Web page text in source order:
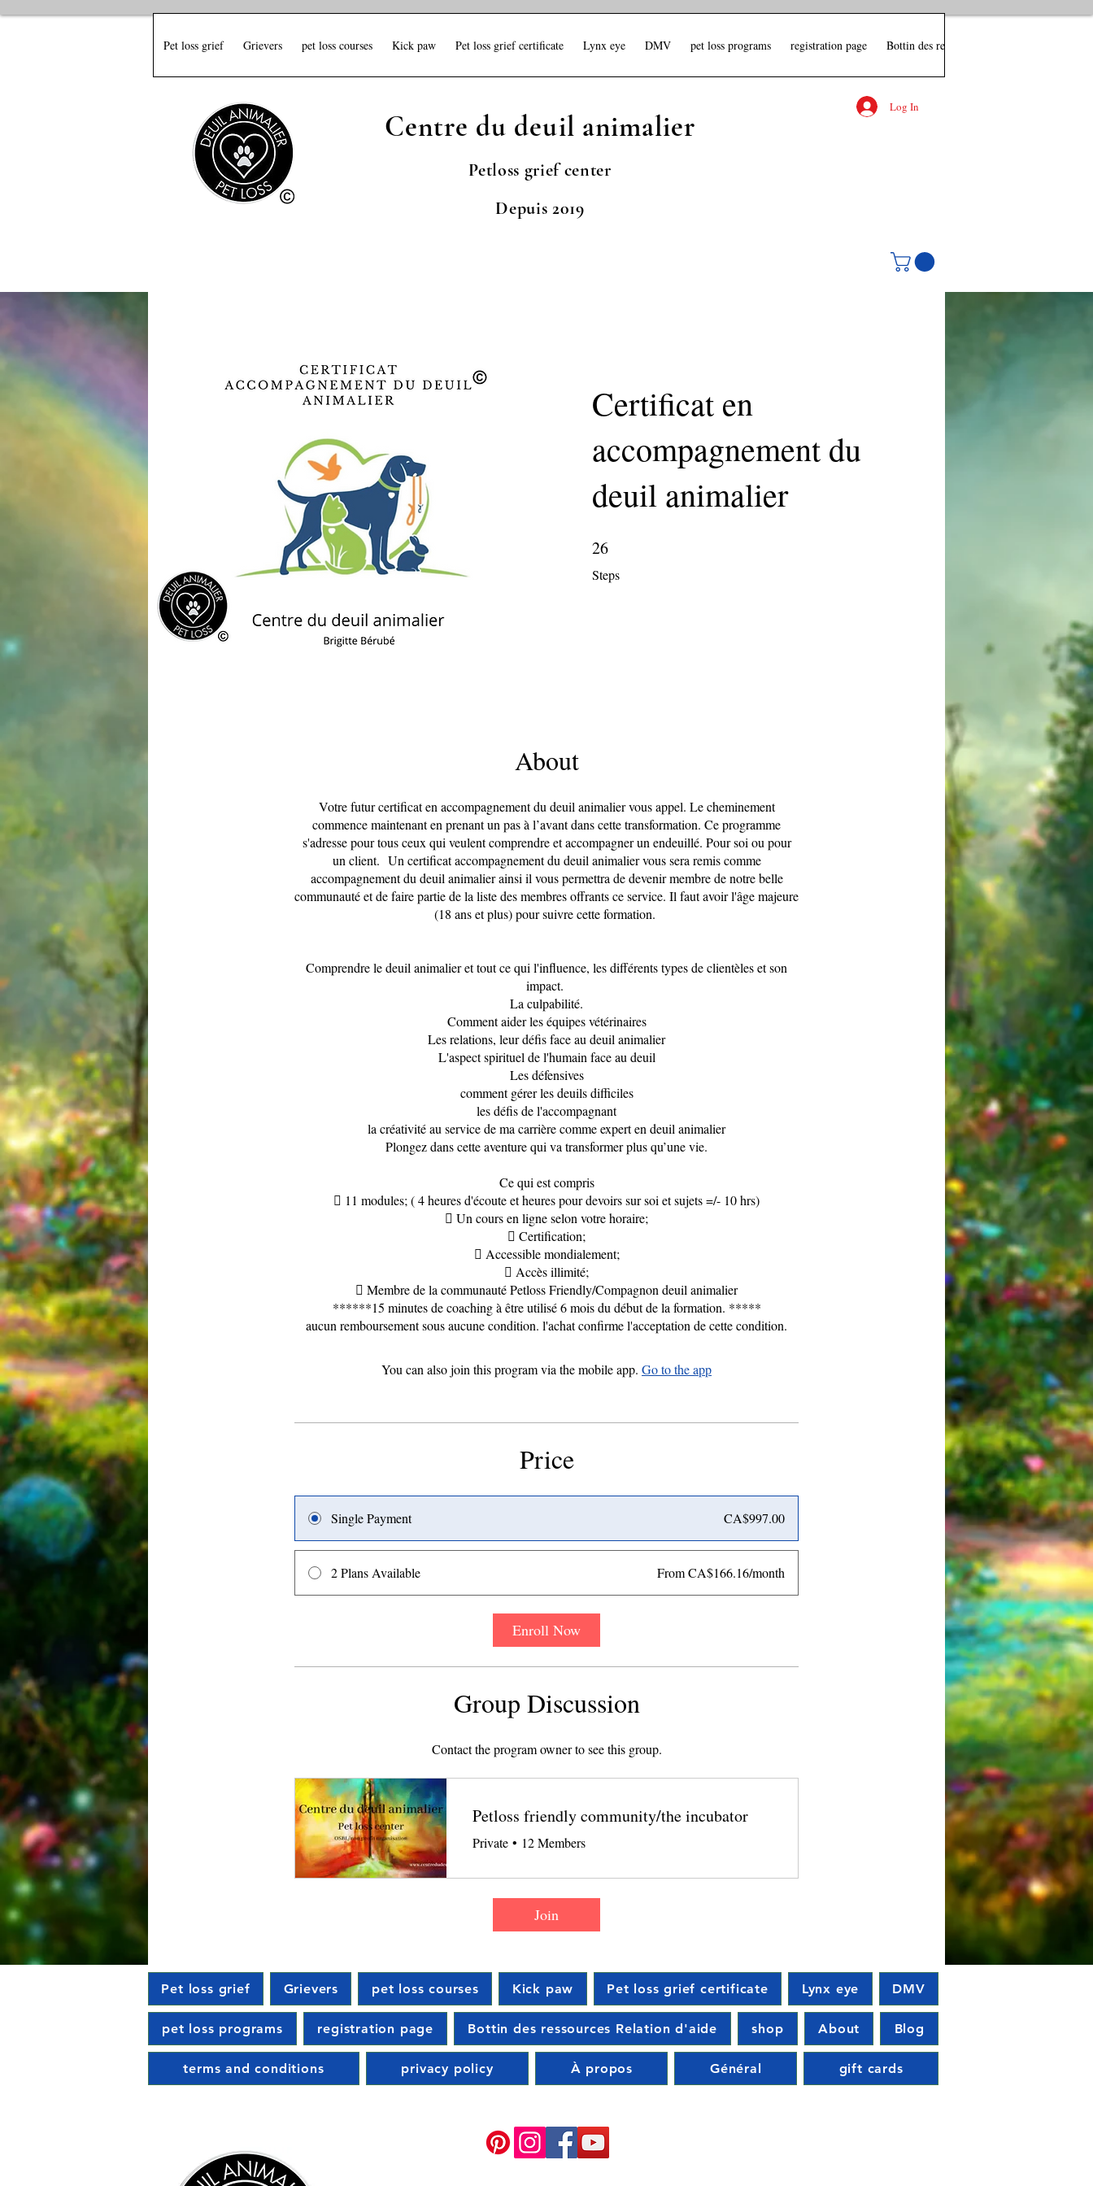
Pet loss grief Grievers pet loss courses Kick paw Pet loss grief certificate Lynx eye DMV pet loss programs registration page Bottin des ressources Relation d'aide
Centre du deuil animalier
Petloss grief center
Depuis 2019
Log In
Certificat en
accompagnement du
deuil animalier
26
Steps
26 Steps
About
Votre futur certificat en accompagnement du deuil animalier vous appel. Le cheminement
commence maintenant en prenant un pas à l’avant dans cette transformation. Ce programme
s'adresse pour tous ceux qui veulent comprendre et accompagner un endeuillé. Pour soi ou pour
un client. Un certificat accompagnement du deuil animalier vous sera remis comme
accompagnement du deuil animalier ainsi il vous permettra de devenir membre de notre belle
communauté et de faire partie de la liste des membres offrants ce service. Il faut avoir l'âge majeure
(18 ans et plus) pour suivre cette formation.
Comprendre le deuil animalier et tout ce qui l'influence, les différents types de clientèles et son
impact.
​La culpabilité.
Comment aider les équipes vétérinaires
Les relations, leur défis face au deuil animalier
L'aspect spirituel de l'humain face au deuil
Les défensives
comment gérer les deuils difficiles
les défis de l'accompagnant
la créativité au service de ma carrière comme expert en deuil animalier
Plongez dans cette aventure qui va transformer plus qu’une vie.
Ce qui est compris
 11 modules; ( 4 heures d'écoute et heures pour devoirs sur soi et sujets =/- 10 hrs)
 Un cours en ligne selon votre horaire;
 Certification;
 Accessible mondialement;
 Accès illimité;
 Membre de la communauté Petloss Friendly/Compagnon deuil animalier
******15 minutes de coaching à être utilisé 6 mois du début de la formation. *****
You can also join this program via the mobile app. Go to the app
Price
Single Payment CA$997.00
2 Plans Available From CA$166.16/month
Enroll Now
Group Discussion
Contact the program owner to see this group.
Petloss friendly community/the incubator
Private • 12 Members
Join
Pet loss grief Grievers pet loss courses Kick paw Pet loss grief certificate Lynx eye DMV
pet loss programs registration page Bottin des ressources Relation d'aide shop About Blog
terms and conditions privacy policy À propos Général gift cards